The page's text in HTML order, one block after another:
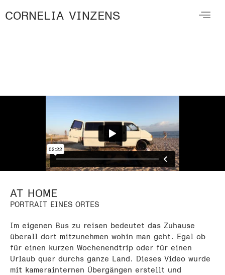
CORNELIA VINZENS
AT HOME
PORTRAIT EINES ORTES
Im eigenen Bus zu reisen bedeutet das Zuhause
überall dort mitzunehmen wohin man geht. Egal ob
für einen kurzen Wochenendtrip oder für einen
Urlaub quer durchs ganze Land. Dieses Video wurde
mit kamerainternen Übergängen erstellt und